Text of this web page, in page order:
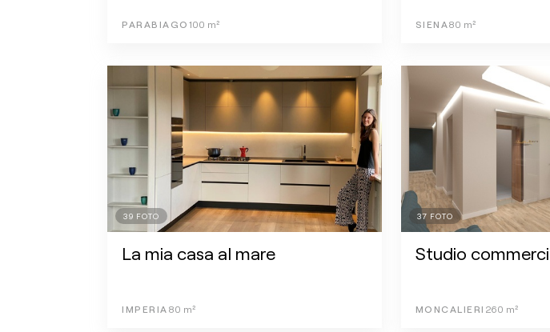
PARABIAGO 100 m² SIENA 80 m²
39 FOTO
La mia casa al mare
IMPERIA 80 m²
37 FOTO
Studio
MONCALIERI 260 m²